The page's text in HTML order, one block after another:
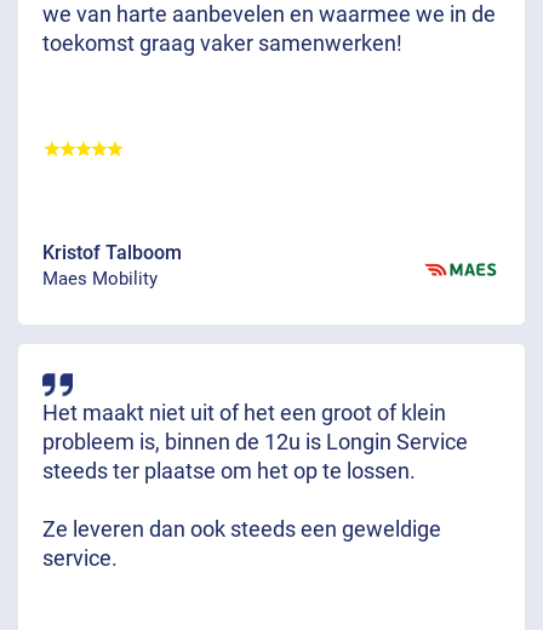
we van harte aanbevelen en waarmee we in de
toekomst graag vaker samenwerken!
Kristof Talboom
Maes Mobility
Het maakt niet uit of het een groot of klein
probleem is, binnen de 12u is Longin Service
steeds ter plaatse om het op te lossen.
Ze leveren dan ook steeds een geweldige
service.